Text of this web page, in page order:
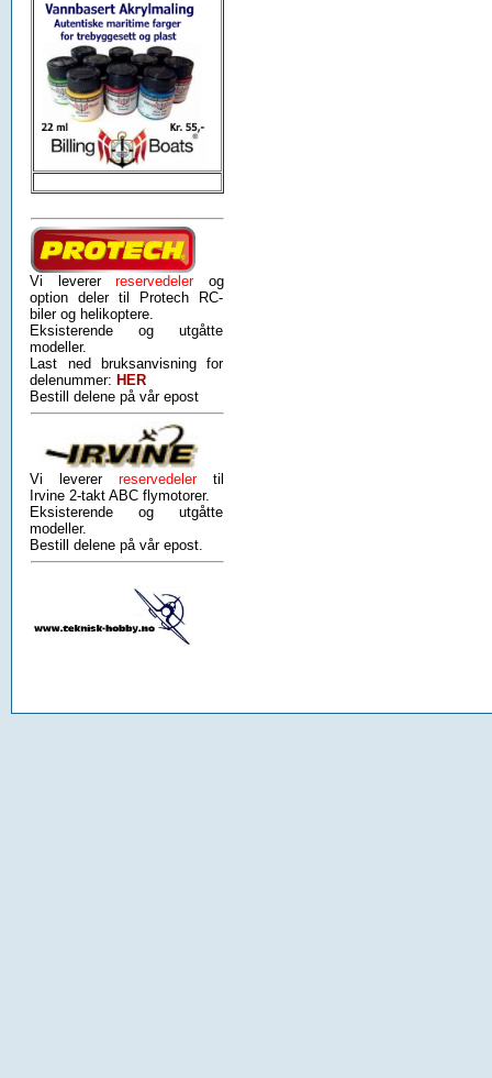
Vi levererreservedelerog
option deler til Protech RC-
biler og helikoptere.
Eksisterende og utgåtte
modeller.
Last ned bruksanvisning for
delenummer: HER
Bestill delene på vår epost
Vi leverer reservedelertil
Irvine 2-takt ABC flymotorer.
Eksisterende og utgåtte
modeller.
Bestill delene på vår epost.